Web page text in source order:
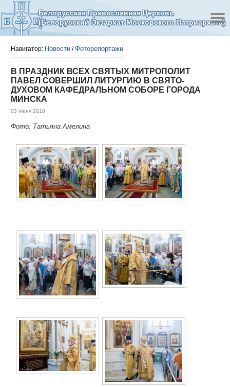
Белорусская Православная Церковь
(Белорусский Экзархат Московского Патриархата)
Навигатор: Новости /Фоторепортажи
В ПРАЗДНИК ВСЕХ СВЯТЫХ МИТРОПОЛИТ
ПАВЕЛ СОВЕРШИЛ ЛИТУРГИЮ В СВЯТО-
ДУХОВОМ КАФЕДРАЛЬНОМ СОБОРЕ ГОРОДА
МИНСКА
03 июня 2018
Фото: Татьяна Амелина